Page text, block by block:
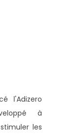
l'Adizero
à
les